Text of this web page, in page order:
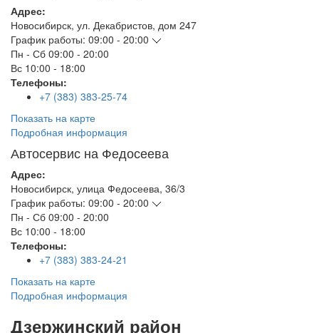
Адрес:
Новосибирск, ул. Декабристов, дом 247
График работы: 09:00 - 20:00
Пн - Сб 09:00 - 20:00
Вс 10:00 - 18:00
Телефоны:
+7 (383) 383-25-74
Показать на карте
Подробная информация
Автосервис на Федосеева
Адрес:
Новосибирск, улица Федосеева, 36/3
График работы: 09:00 - 20:00
Пн - Сб 09:00 - 20:00
Вс 10:00 - 18:00
Телефоны:
+7 (383) 383-24-21
Показать на карте
Подробная информация
Дзержинский район